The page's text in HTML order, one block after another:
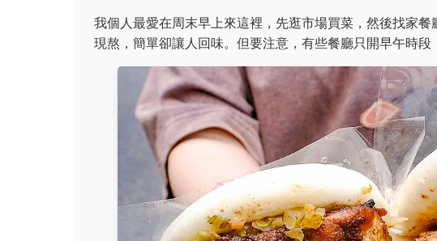
我個人最愛在周末早上來這裡，先逛市場買菜，然後找家
現熬，簡單卻讓人回味。但要注意，有些餐廳只開早午時段